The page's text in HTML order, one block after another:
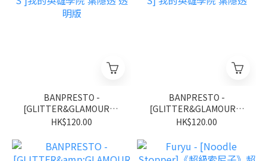
BANPRESTO -
[GLITTER&GLAMOURS ]
我的英雄學院 葉隱透 透明
HK$120.00
BANPRESTO -
[GLITTER&GLAMOURS]
我的英雄學院 葉隱透
HK$120.00